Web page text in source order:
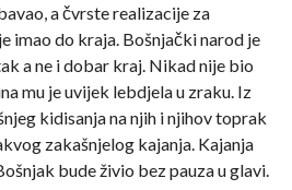
a čvrste realizacije za
imao do kraja. Bošnjački narod je
a ne i dobar kraj. Nikad nije bio
mu je uvijek lebdjela u zraku. Iz
kidisanja na njih i njihov toprak
zakašnjelog kajanja. Kajanja
bude živio bez pauza u glavi.